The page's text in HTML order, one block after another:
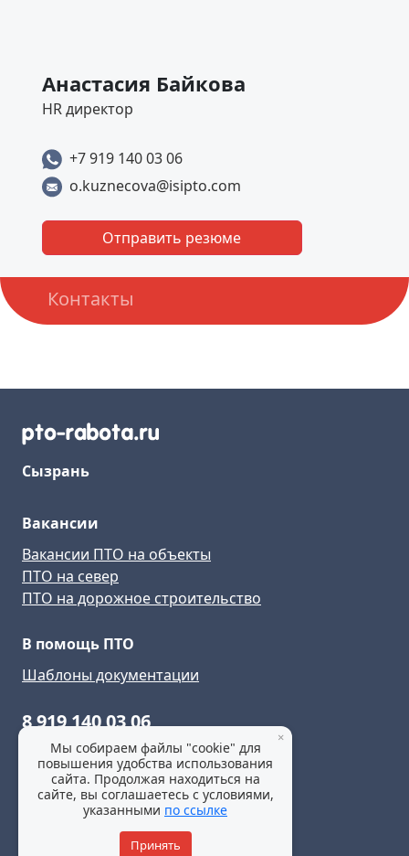
Анастасия Байкова
HR директор
+7 919 140 03 06
o.kuznecova@isipto.com
Отправить резюме
Контакты
Сызрань
Вакансии
Вакансии ПТО на объекты
ПТО на север
ПТО на дорожное строительство
В помощь ПТО
Шаблоны документации
8 919 140 03 06
mail@pto-rabota.ru
Политика конфиденциальности
© 2025 все права защищены
×
Мы собираем файлы "cookie" для
повышения удобства использования
сайта. Продолжая находиться на
сайте, вы соглашаетесь с условиями,
указанными по ссылке
Принять